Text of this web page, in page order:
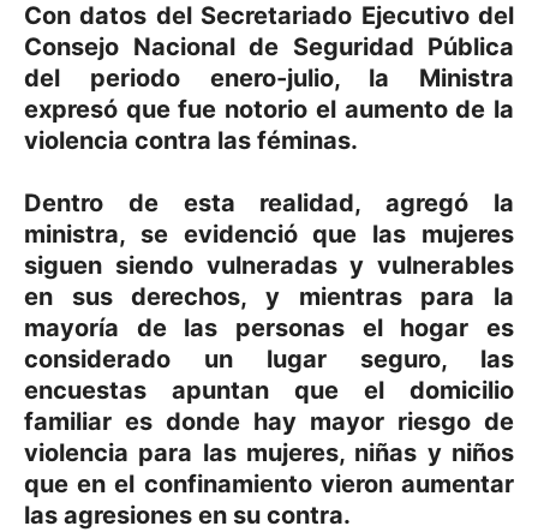
Con datos del Secretariado Ejecutivo del
Consejo Nacional de Seguridad Pública
del periodo enero-julio, la Ministra
expresó que fue notorio el aumento de la
violencia contra las féminas.
Dentro de esta realidad, agregó la
ministra, se evidenció que las mujeres
siguen siendo vulneradas y vulnerables
en sus derechos, y mientras para la
mayoría de las personas el hogar es
considerado un lugar seguro, las
encuestas apuntan que el domicilio
familiar es donde hay mayor riesgo de
violencia para las mujeres, niñas y niños
que en el confinamiento vieron aumentar
las agresiones en su contra.